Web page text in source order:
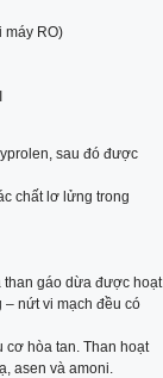
máy RO)
sau đó được
chất lơ lửng trong
than gáo dừa được hoạt
– nứt vi mạch đều có
cơ hòa tan. Than hoạt
asen và amoni.